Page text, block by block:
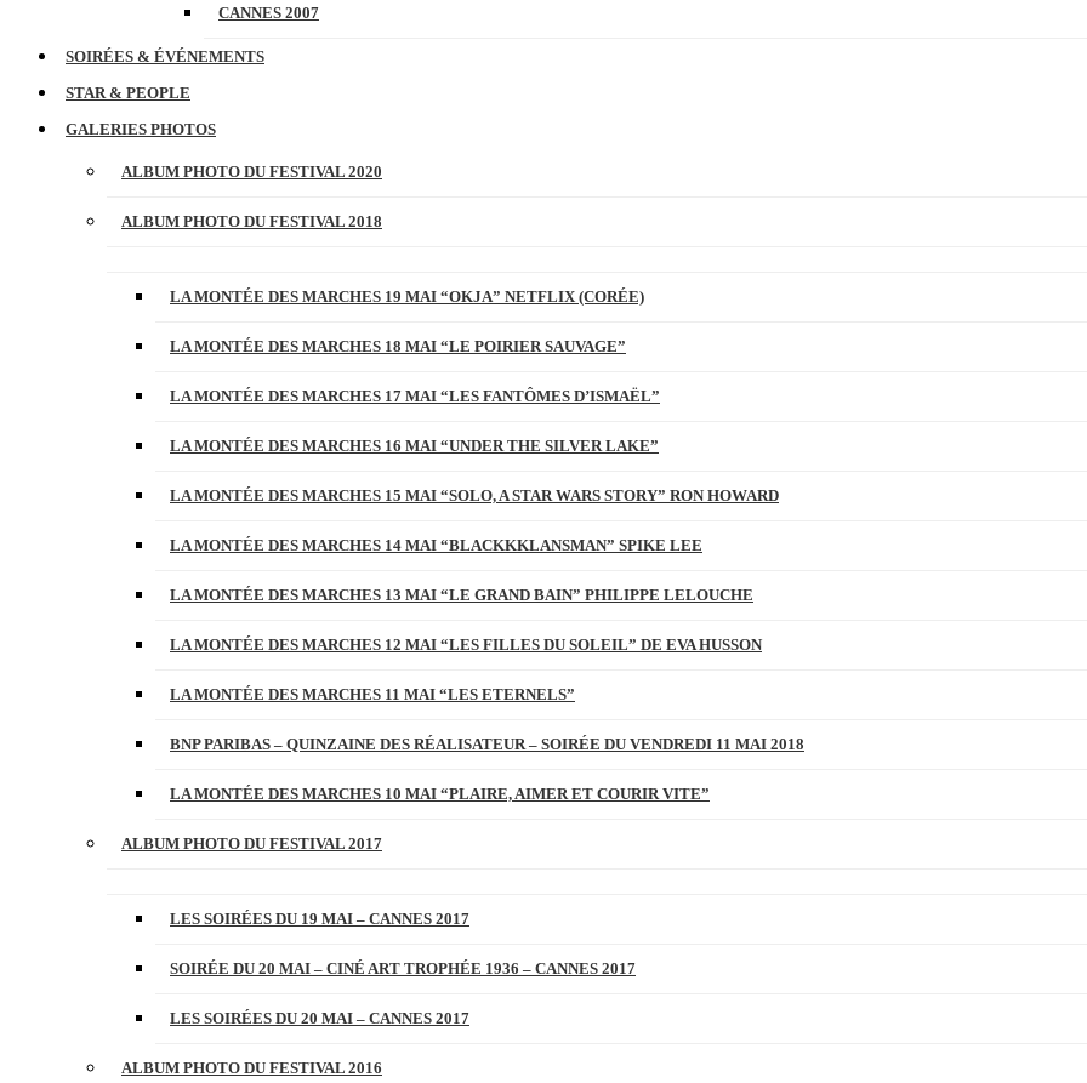
CANNES 2007
SOIRÉES & ÉVÉNEMENTS
STAR & PEOPLE
GALERIES PHOTOS
ALBUM PHOTO DU FESTIVAL 2020
ALBUM PHOTO DU FESTIVAL 2018
LA MONTÉE DES MARCHES 19 MAI “OKJA” NETFLIX (CORÉE)
LA MONTÉE DES MARCHES 18 MAI “LE POIRIER SAUVAGE”
LA MONTÉE DES MARCHES 17 MAI “LES FANTÔMES D’ISMAËL”
LA MONTÉE DES MARCHES 16 MAI “UNDER THE SILVER LAKE”
LA MONTÉE DES MARCHES 15 MAI “SOLO, A STAR WARS STORY” RON HOWARD
LA MONTÉE DES MARCHES 14 MAI “BLACKKKLANSMAN” SPIKE LEE
LA MONTÉE DES MARCHES 13 MAI “LE GRAND BAIN” PHILIPPE LELOUCHE
LA MONTÉE DES MARCHES 12 MAI “LES FILLES DU SOLEIL” DE EVA HUSSON
LA MONTÉE DES MARCHES 11 MAI “LES ETERNELS”
BNP PARIBAS – QUINZAINE DES RÉALISATEUR – SOIRÉE DU VENDREDI 11 MAI 2018
LA MONTÉE DES MARCHES 10 MAI “PLAIRE, AIMER ET COURIR VITE”
ALBUM PHOTO DU FESTIVAL 2017
LES SOIRÉES DU 19 MAI – CANNES 2017
SOIRÉE DU 20 MAI – CINÉ ART TROPHÉE 1936 – CANNES 2017
LES SOIRÉES DU 20 MAI – CANNES 2017
ALBUM PHOTO DU FESTIVAL 2016